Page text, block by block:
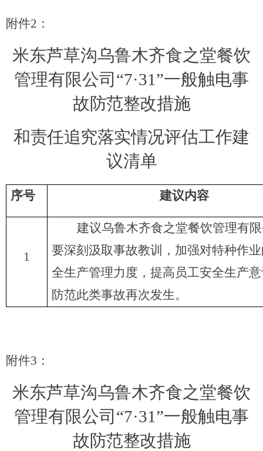
附件2 ：
米东芦草沟乌鲁木齐食之堂餐饮
管理有限公司 “7·31”一般触电事
故防范整改措施
和责任追究落实情况评估工作建
议清单
序号 建议内容
1
建议乌鲁木齐食之堂餐饮管理有
要深刻汲取事故教训，加强对特种作
全生产管理力度，提高员工安全生产
防范此类事故再次发生。
附件3 ：
米东芦草沟乌鲁木齐食之堂餐饮
管理有限公司 “7·31”一般触电事
故防范整改措施